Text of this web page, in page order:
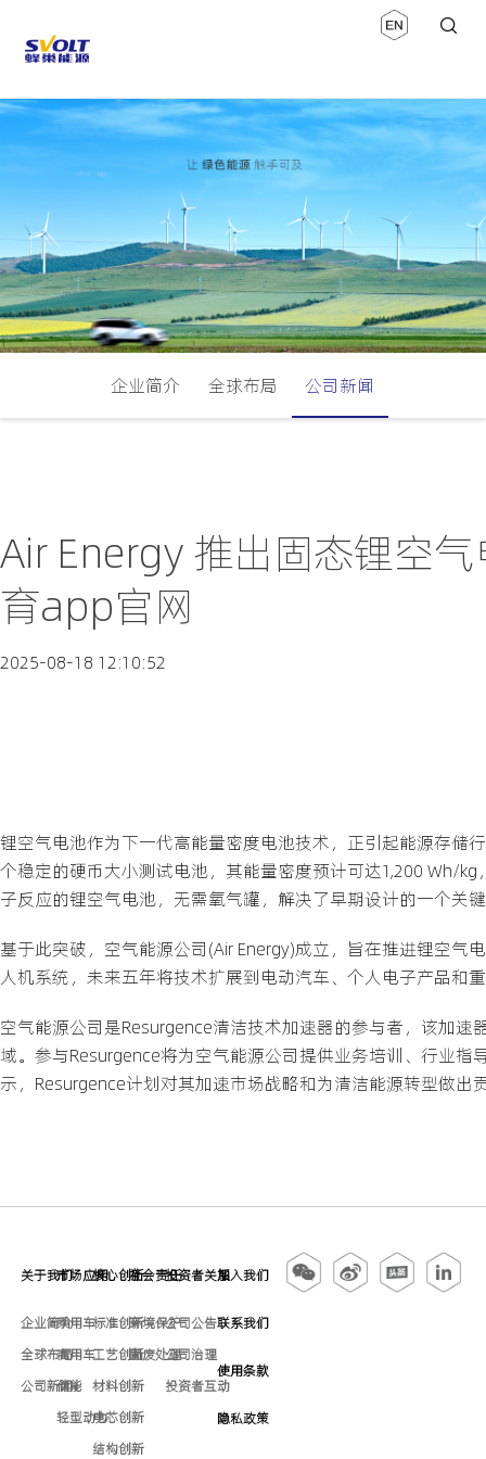
企业简介 全球布局 公司新闻
Air Energy 推出固态锂空
育app官网
2025-08-18 12:10:52
锂空气电池作为下一代高能量密度电池技术，正引起能源存储
个稳定的硬币大小测试电池，其能量密度预计可达1,200 Wh/
子反应的锂空气电池，无需氧气罐，解决了早期设计的一个关
基于此突破，空气能源公司(Air Energy)成立，旨在推进锂空
人机系统，未来五年将技术扩展到电动汽车、个人电子产品和
空气能源公司是Resurgence清洁技术加速器的参与者，该加
域。参与Resurgence将为空气能源公司提供业务培训、行业
示，Resurgence计划对其加速市场战略和为清洁能源转型做出
关于我们
企业简介
全球布局
公司新闻
市场应用
乘用车
商用车
储能
轻型动力
核心创新
标准创新
工艺创新
材料创新
电芯创新
结构创新
社会责任
环境保护
固废处理
投资者关系
公司公告
公司治理
投资者互动
加入我们
联系我们
使用条款
隐私政策